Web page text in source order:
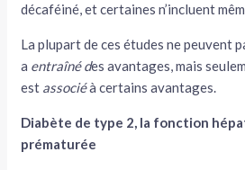
décaféiné, et certaines n’incluent
La plupart de ces études ne peuvent
a entraîné des avantages, mais
est associéà certains avantages.
Diabète de type 2, la fonction
prématurée